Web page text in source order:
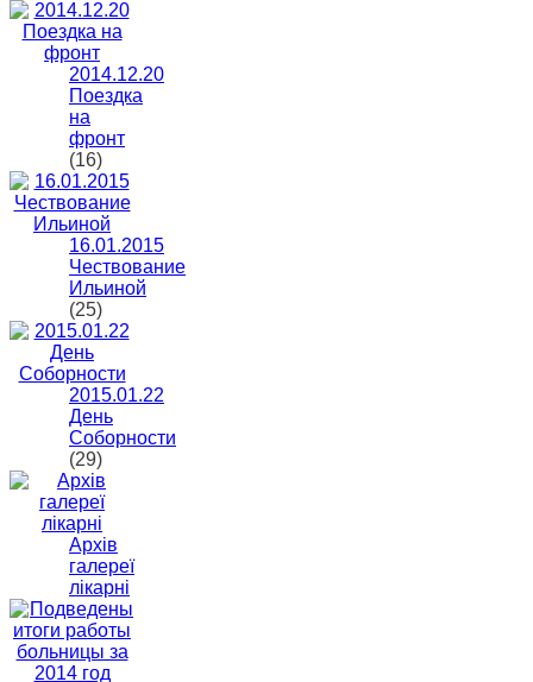
2014.12.20
Поездка
на
фронт
(16)
16.01.2015
Чествование
Ильиной
(25)
2015.01.22
День
Соборности
(29)
Архів
галереї
лікарні